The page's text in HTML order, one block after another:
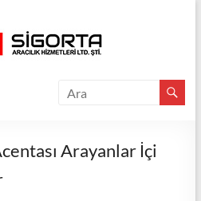
Arayanlar İçi